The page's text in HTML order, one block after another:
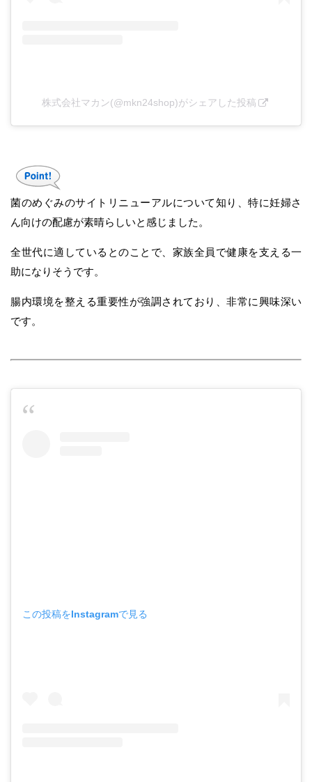
株式会社マカン(@mkn24shop)がシェアした投稿
菌のめぐみのサイトリニューアルについて知り、特に妊婦さ
ん向けの配慮が素晴らしいと感じました。
全世代に適しているとのことで、家族全員で健康を支える一
助になりそうです。
腸内環境を整える重要性が強調されており、非常に興味深い
です。
この投稿をInstagramで見る